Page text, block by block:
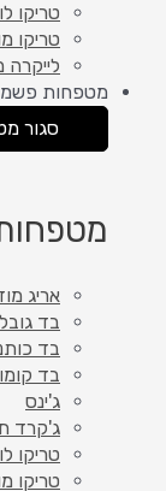
טריקו
טריקו
מטפחות
סגור
אריג
בד
בד
בד קומו
ג'ינס
ג'קרד
טריקו
טריקו